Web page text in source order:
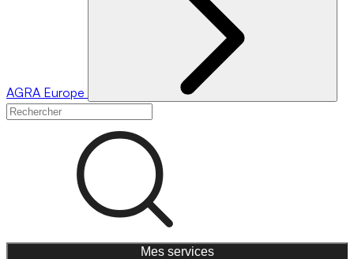
AGRA Europe
Mes services